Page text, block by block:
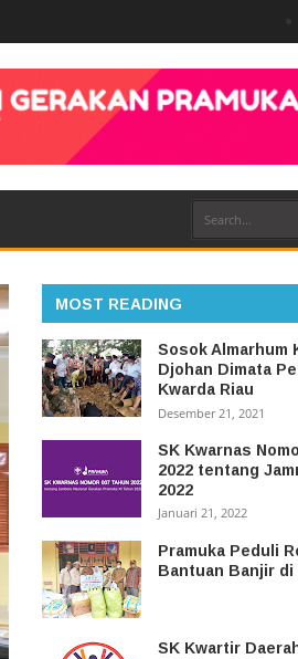
MOST READING
Sosok Almarhum
Djohan Dimata
Kwarda Riau
Desember 21, 2021
SK Kwarnas
2022 tentang
2022
Januari 21, 2022
Pramuka Peduli
Bantuan Banjir di
SK Kwartir